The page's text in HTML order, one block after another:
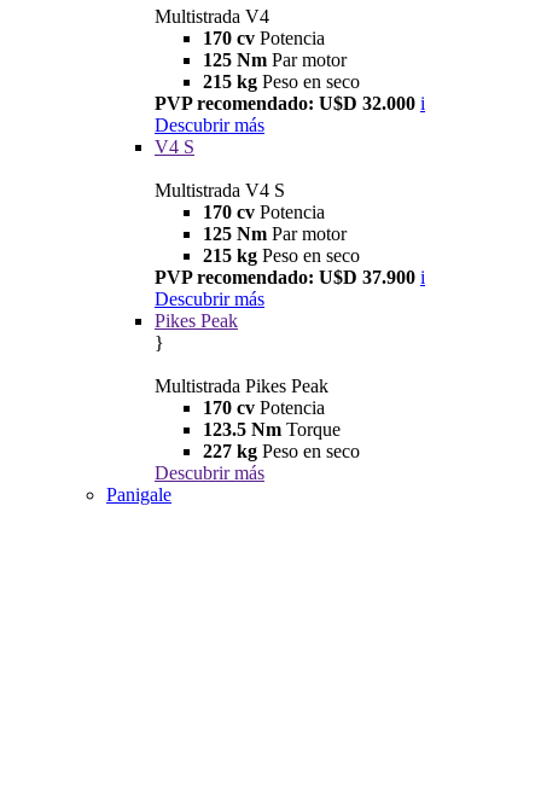
Multistrada V4
170 cv Potencia
125 Nm Par motor
215 kg Peso en seco
PVP recomendado: U$D 32.000 i
Descubrir más
V4 S
Multistrada V4 S
170 cv Potencia
125 Nm Par motor
215 kg Peso en seco
PVP recomendado: U$D 37.900 i
Descubrir más
Pikes Peak
}
Multistrada Pikes Peak
170 cv Potencia
123.5 Nm Torque
227 kg Peso en seco
Descubrir más
Panigale